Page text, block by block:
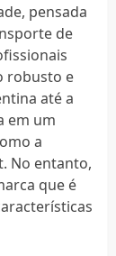
pensada
de
robusto e
até a
em um
a
No entanto,
que é